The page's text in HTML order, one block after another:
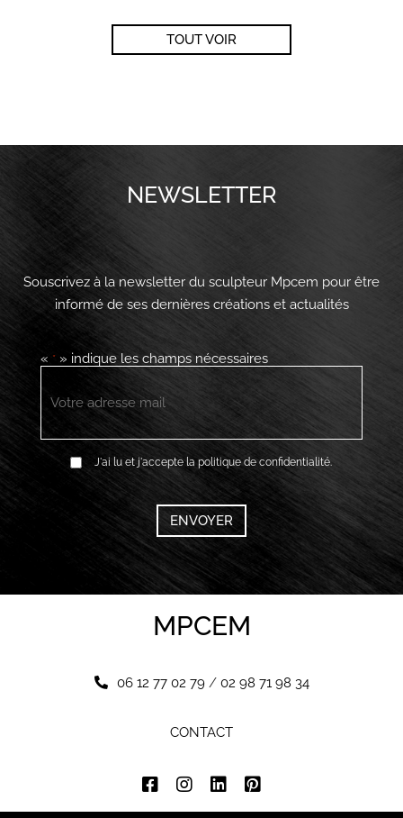
TOUT VOIR
NEWSLETTER
Souscrivez à la newsletter du sculpteur Mpcem pour être
informé de ses dernières créations et actualités
« *» indique les champs nécessaires
E-
RGPD J'ai lu et j'accepte la politique de confidentialité.
CAPTCHA
MPCEM
06 12 77 02 79/ 02 98 71 98 34
CONTACT